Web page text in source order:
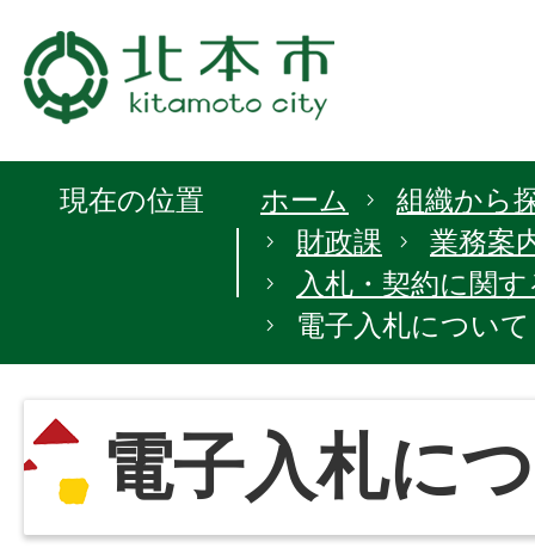
現在の位置 ホーム
組織から
財政課
業務案
入札・契約に関
電子入札について
電子入札に